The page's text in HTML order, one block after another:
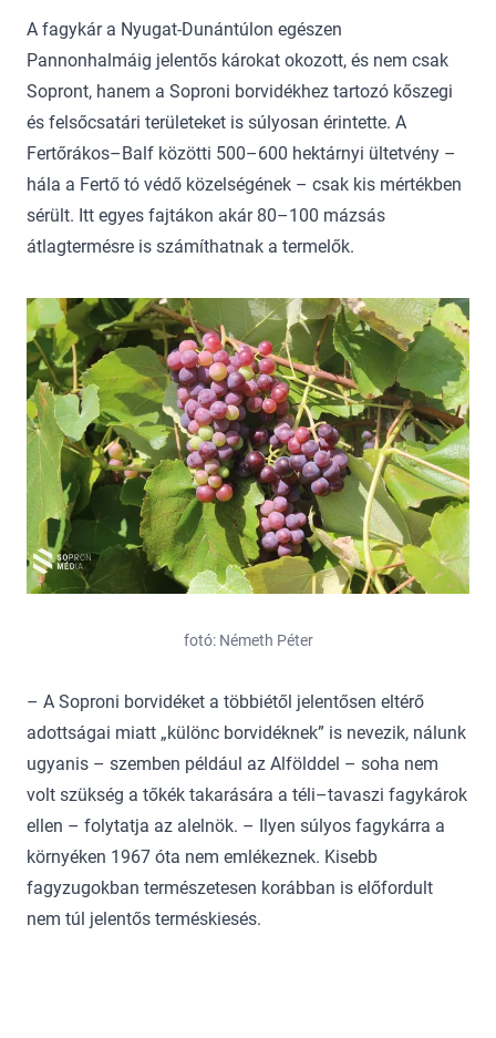
A fagykár a Nyugat-Dunántúlon egészen
Pannonhalmáig jelentős károkat okozott, és nem csak
Sopront, hanem a Soproni borvidékhez tartozó kőszegi
és felsőcsatári területeket is súlyosan érintette. A
Fertőrákos–Balf közötti 500–600 hektárnyi ültetvény –
hála a Fertő tó védő közelségének – csak kis mértékben
sérült. Itt egyes fajtákon akár 80–100 mázsás
átlagtermésre is számíthatnak a termelők.
fotó: Németh Péter
– A Soproni borvidéket a többiétől jelentősen eltérő
adottságai miatt „különc borvidéknek” is nevezik, nálunk
ugyanis – szemben például az Alfölddel – soha nem
volt szükség a tőkék takarására a téli–tavaszi fagykárok
ellen – folytatja az alelnök. – Ilyen súlyos fagykárra a
környéken 1967 óta nem emlékeznek. Kisebb
fagyzugokban természetesen korábban is előfordult
nem túl jelentős terméskiesés.